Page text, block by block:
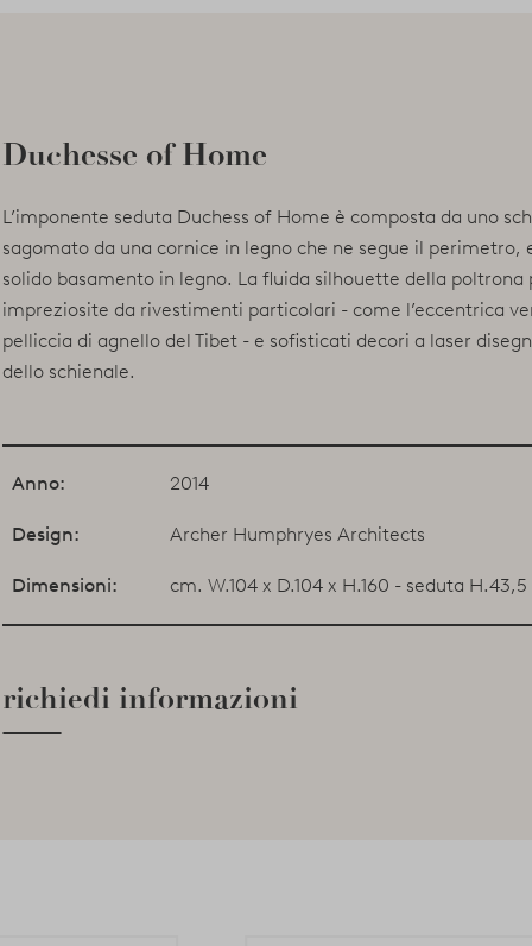
Duchesse of Home
L’imponente seduta Duchess of Home è composta da uno
sagomato da una cornice in legno che ne segue il perimetro,
solido basamento in legno. La fluida silhouette della poltrona
impreziosite da rivestimenti particolari - come l’eccentrica
pelliccia di agnello del Tibet - e sofisticati decori a laser
dello schienale.
Anno: 2014
Design: Archer Humphryes Architects
Dimensioni: cm. W.104 x D.104 x H.160 - seduta H.43,5
richiedi informazioni